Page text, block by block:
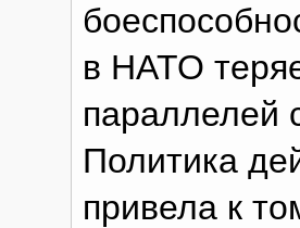
в НАТО
параллелей
Политика
привела к